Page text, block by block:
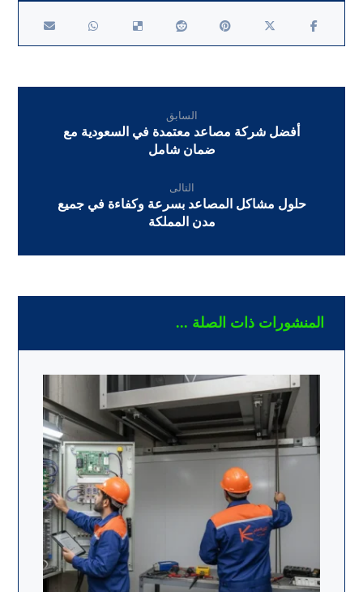
السابق
أفضل شركة مصاعد معتمدة في السعودية مع
ضمان شامل
التالى
حلول مشاكل المصاعد بسرعة وكفاءة في جميع
مدن المملكة
المنشورات ذات الصلة ...